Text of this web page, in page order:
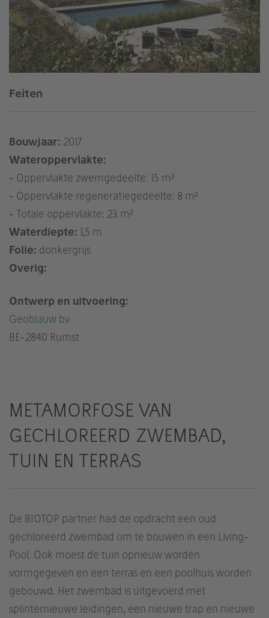
Feiten
Bouwjaar: 2017
Wateroppervlakte:
- Oppervlakte zwemgedeelte: 15 m²
- Oppervlakte regeneratiegedeelte: 8 m²
- Totale oppervlakte: 23 m²
Waterdiepte: 1,5 m
Folie: donkergrijs
Overig:
Ontwerp en uitvoering:
Geoblauw bv
BE-2840 Rumst
METAMORFOSE VAN
GECHLOREERD ZWEMBAD,
TUIN EN TERRAS
De BIOTOP partner had de opdracht een oud
gechloreerd zwembad om te bouwen in een Living-
Pool. Ook moest de tuin opnieuw worden
vormgegeven en een terras en een poolhuis worden
gebouwd. Het zwembad is uitgevoerd met
splinternieuwe leidingen, een nieuwe trap en nieuwe